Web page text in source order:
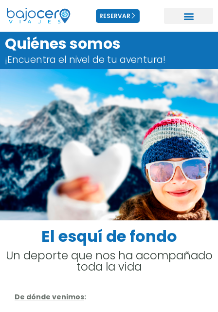
RESERVAR
Quiénes somos
¡Encuentra el nivel de tu aventura!
El esquí de fondo
Un deporte que nos ha acompañado
toda la vida
De dónde venimos: